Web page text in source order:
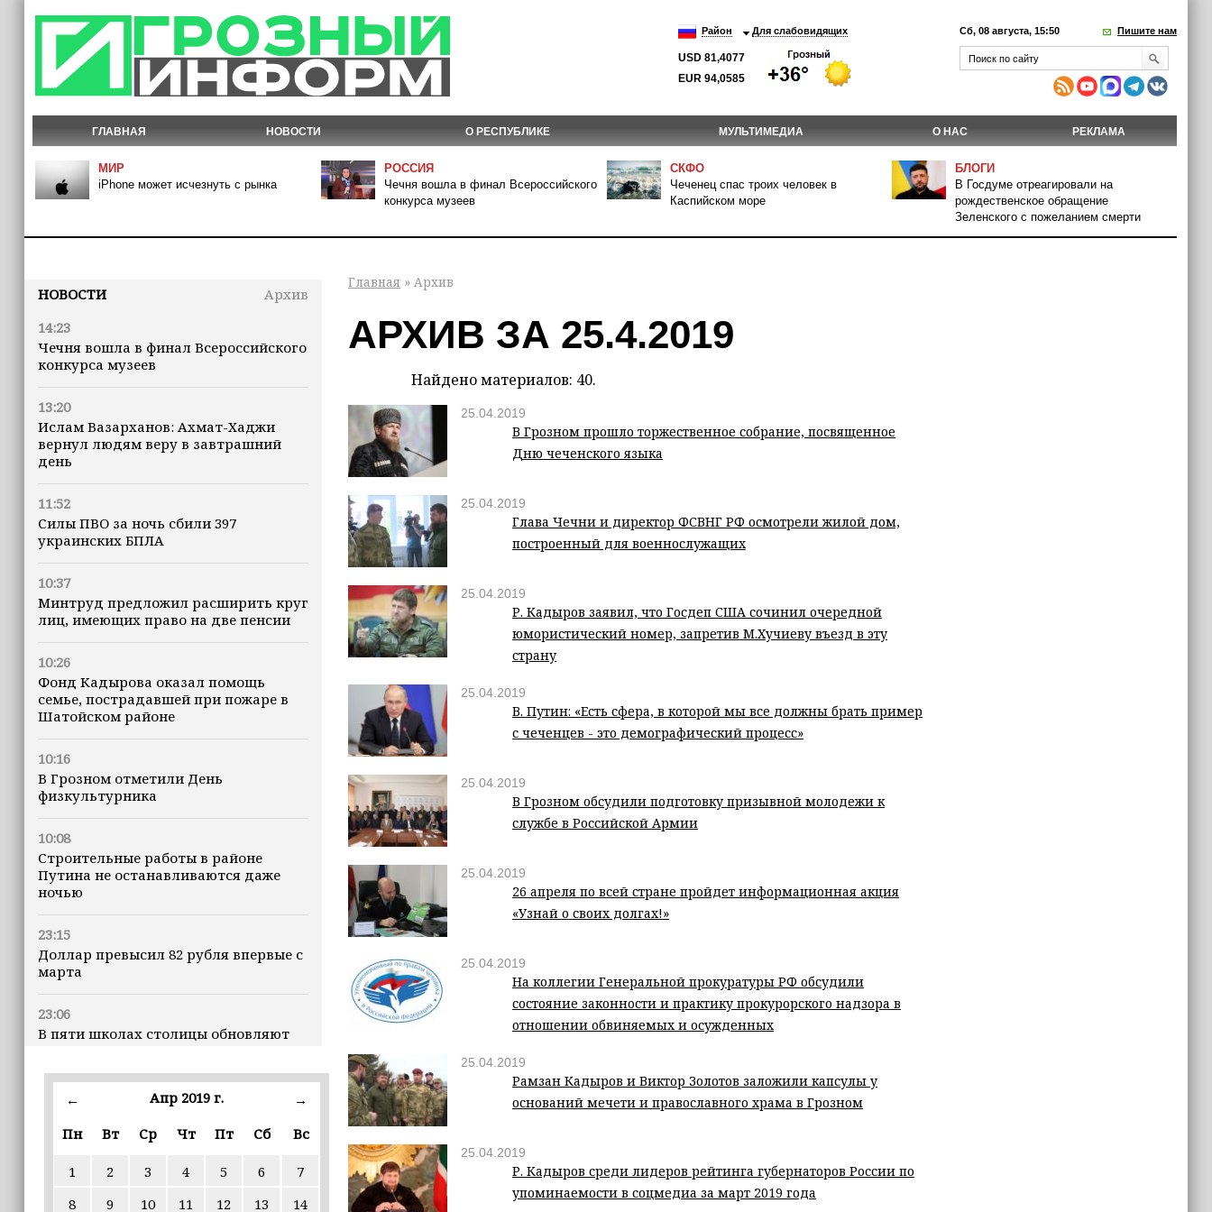
Район Для слабовидящих
USD 81,4077
EUR 94,0585
Сб, 08 августа, 15:50 Пишите нам
ГЛАВНАЯ НОВОСТИ О РЕСПУБЛИКЕ МУЛЬТИМЕДИА О НАС РЕКЛАМА
МИР
iPhone может исчезнуть с рынка
РОССИЯ
Чечня вошла в финал Всероссийского
конкурса музеев
СКФО
Чеченец спас троих человек в
Каспийском море
БЛОГИ
В Госдуме отреагировали на
рождественское обращение
Зеленского с пожеланием смерти
НОВОСТИ
Архив
14:23
Чечня вошла в финал Всероссийского
конкурса музеев
13:20
Ислам Вазарханов: Ахмат-Хаджи
вернул людям веру в завтрашний
день
11:52
Силы ПВО за ночь сбили 397
украинских БПЛА
10:37
Минтруд предложил расширить круг
лиц, имеющих право на две пенсии
10:26
Фонд Кадырова оказал помощь
семье, пострадавшей при пожаре в
Шатойском районе
10:16
В Грозном отметили День
физкультурника
10:08
Строительные работы в районе
Путина не останавливаются даже
ночью
23:15
Доллар превысил 82 рубля впервые с
марта
23:06
В пяти школах столицы обновляют
регионами России за последние
← Апр 2019 г.
→
Пн
Вт Ср Чт Пт Сб Вс
1 2 3 4 5 6
7
8
9 10 11 12 13 14
Главная » Архив
АРХИВ ЗА 25.4.2019
Найдено материалов: 40.
25.04.2019
В Грозном прошло торжественное собрание, посвященное
Дню чеченского языка
25.04.2019
Глава Чечни и директор ФСВНГ РФ осмотрели жилой дом,
построенный для военнослужащих
25.04.2019
Р. Кадыров заявил, что Госдеп США сочинил очередной
юмористический номер, запретив М.Хучиеву въезд в эту
страну
25.04.2019
В. Путин: «Есть сфера, в которой мы все должны брать пример
с чеченцев - это демографический процесс»
25.04.2019
В Грозном обсудили подготовку призывной молодежи к
службе в Российской Армии
25.04.2019
26 апреля по всей стране пройдет информационная акция
«Узнай о своих долгах!»
25.04.2019
На коллегии Генеральной прокуратуры РФ обсудили
состояние законности и практику прокурорского надзора в
отношении обвиняемых и осужденных
25.04.2019
Рамзан Кадыров и Виктор Золотов заложили капсулы у
оснований мечети и православного храма в Грозном
25.04.2019
Р. Кадыров среди лидеров рейтинга губернаторов России по
упоминаемости в соцмедиа за март 2019 года